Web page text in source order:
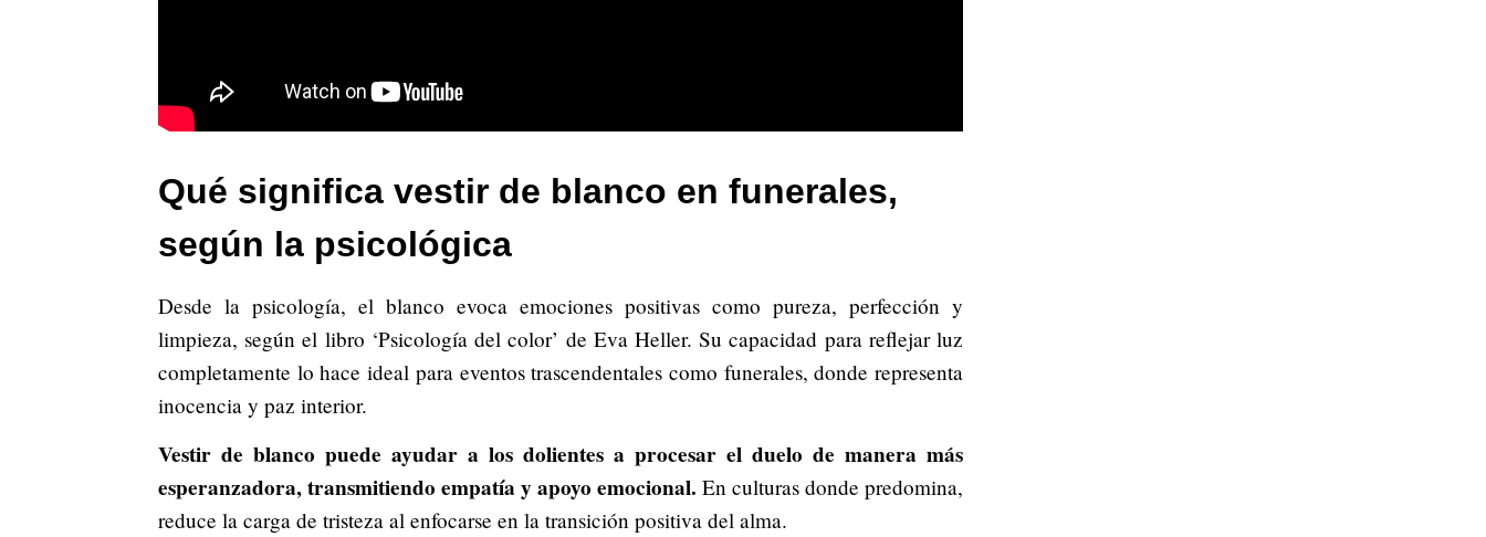
Qué significa vestir de blanco en funerales,
según la psicológica
Desde la psicología, el blanco evoca emociones positivas como pureza, perfección y
limpieza, según el libro ‘Psicología del color’ de Eva Heller. Su capacidad para reflejar luz
completamente lo hace ideal para eventos trascendentales como funerales, donde representa
inocencia y paz interior.
Vestir de blanco puede ayudar a los dolientes a procesar el duelo de manera más
esperanzadora, transmitiendo empatía y apoyo emocional. En culturas donde predomina,
reduce la carga de tristeza al enfocarse en la transición positiva del alma.